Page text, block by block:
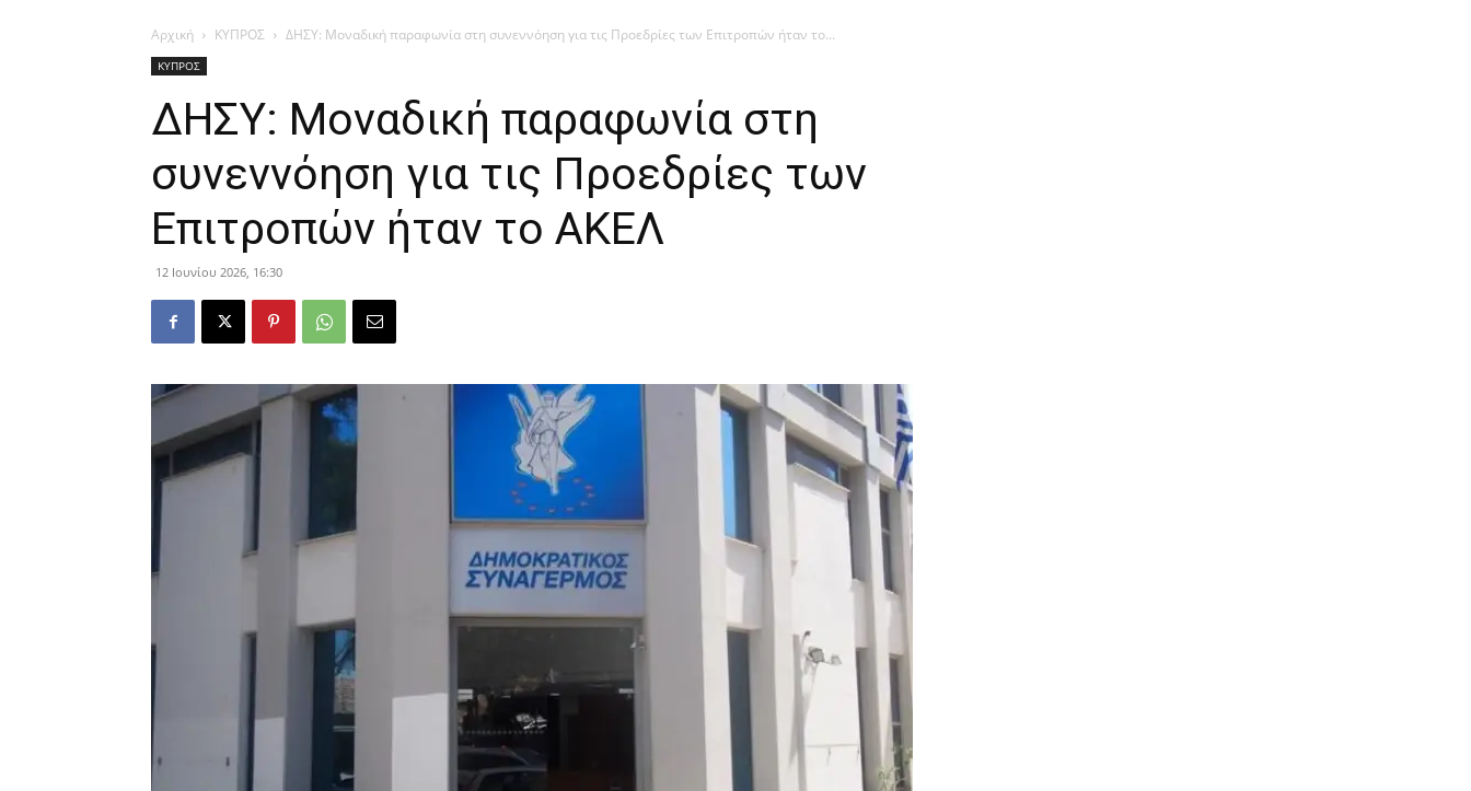
Αρχική ΚΥΠΡΟΣ ΔΗΣΥ: Μοναδική παραφωνία στη συνεννόηση για τις Προεδρίες των Επιτροπών ήταν το...
ΚΥΠΡΟΣ
ΔΗΣΥ: Μοναδική παραφωνία στη
συνεννόηση για τις Προεδρίες των
Επιτροπών ήταν το ΑΚΕΛ
12 Ιουνίου 2026, 16:30